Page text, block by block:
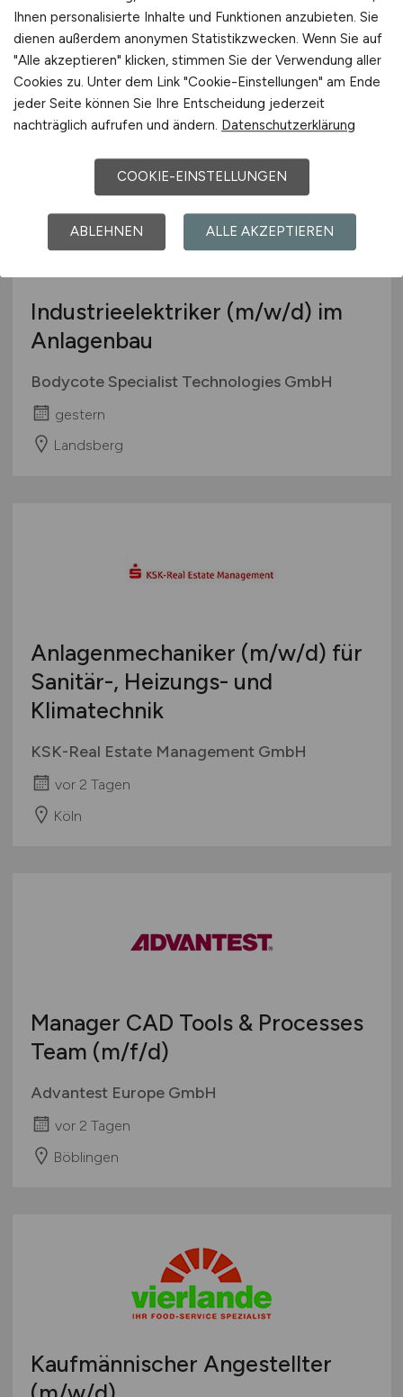
DMG MORI Deutschland Vertrieb und Service
GmbH
gestern
Raum Frankfurt
Industrieelektriker (m/w/d) im
Anlagenbau
Bodycote Specialist Technologies GmbH
gestern
Landsberg
Anlagenmechaniker (m/w/d) für
Sanitär-, Heizungs- und
Klimatechnik
KSK-Real Estate Management GmbH
vor 2 Tagen
Köln
Manager CAD Tools & Processes
Team (m/f/d)
Advantest Europe GmbH
vor 2 Tagen
Böblingen
Kaufmännischer Angestellter
Ihnen personalisierte Inhalte und Funktionen anzubieten. Sie
dienen außerdem anonymen Statistikzwecken. Wenn Sie auf
"Alle akzeptieren" klicken, stimmen Sie der Verwendung aller
Cookies zu. Unter dem Link "Cookie-Einstellungen" am Ende
jeder Seite können Sie Ihre Entscheidung jederzeit
nachträglich aufrufen und ändern. Datenschutzerklärung
COOKIE-EINSTELLUNGEN
ABLEHNEN ALLE AKZEPTIEREN